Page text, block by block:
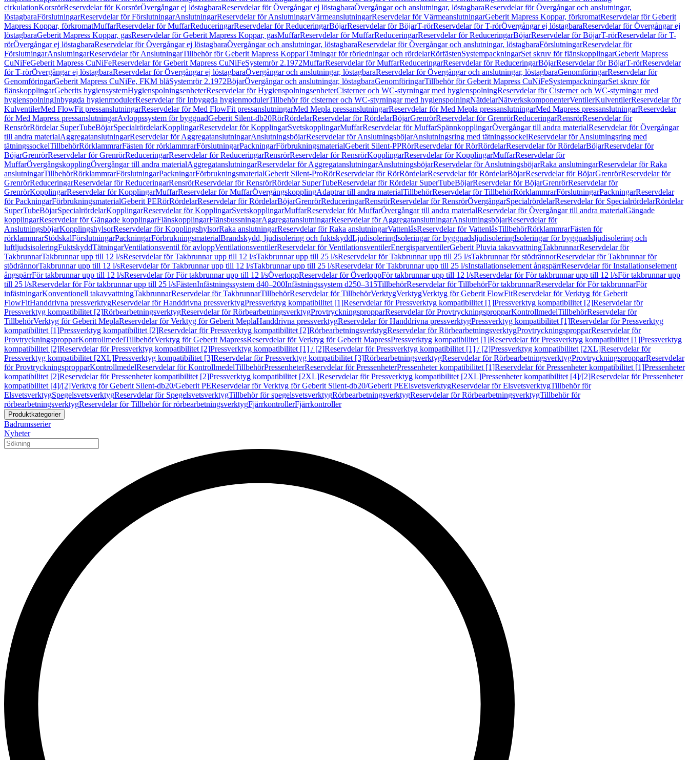
cirkulationKorsrörReservdelar för KorsrörÖvergångar ej löstagbaraReservdelar för Övergångar ej löstagbaraÖvergångar och anslutningar, löstagbaraReservdelar för Övergångar och anslutningar,
löstagbaraFörslutningarReservdelar för FörslutningarAnslutningarReservdelar för AnslutningarVärmeanslutningarReservdelar för VärmeanslutningarGeberit Mapress Koppar, förkromatReservdelar för Geberit
Mapress Koppar, förkromatMuffarReservdelar för MuffarReduceringarReservdelar för ReduceringarBöjarReservdelar för BöjarT-rörReservdelar för T-rörÖvergångar ej löstagbaraReservdelar för Övergångar ej
löstagbaraGeberit Mapress Koppar, gasReservdelar för Geberit Mapress Koppar, gasMuffarReservdelar för MuffarReduceringarReservdelar för ReduceringarBöjarReservdelar för BöjarT-rörReservdelar för T-
rörÖvergångar ej löstagbaraReservdelar för Övergångar ej löstagbaraÖvergångar och anslutningar, löstagbaraReservdelar för Övergångar och anslutningar, löstagbaraFörslutningarReservdelar för
FörslutningarAnslutningarReservdelar för AnslutningarTillbehör för Geberit Mapress KopparTätningar för rörledningar och rördelarRörfästenSystempackningarSet skruv för flänskopplingarGeberit Mapress
CuNiFeGeberit Mapress CuNiFeReservdelar för Geberit Mapress CuNiFeSystemrör 2.1972MuffarReservdelar för MuffarReduceringarReservdelar för ReduceringarBöjarReservdelar för BöjarT-rörReservdelar
för T-rörÖvergångar ej löstagbaraReservdelar för Övergångar ej löstagbaraÖvergångar och anslutningar, löstagbaraReservdelar för Övergångar och anslutningar, löstagbaraGenomföringarReservdelar för
GenomföringarGeberit Mapress CuNiFe, FKM blåSystemrör 2.1972BöjarÖvergångar och anslutningar, löstagbaraGenomföringarTillbehör för Geberit Mapress CuNiFeSystempackningarSet skruv för
flänskopplingarGeberits hygiensystemHygienspolningsenheterReservdelar för HygienspolningsenheterCisterner och WC-styrningar med hygienspolningReservdelar för Cisterner och WC-styrningar med
hygienspolningInbyggda hygienmodulerReservdelar för Inbyggda hygienmodulerTillbehör för cisterner och WC-styrningar med hygienspolningNätdelarNätverkskomponenterVentilerKulventilerReservdelar för
KulventilerMed FlowFit pressanslutningarReservdelar för Med FlowFit pressanslutningarMed Mepla pressanslutningarReservdelar för Med Mepla pressanslutningarMed Mapress pressanslutningarReservdelar
för Med Mapress pressanslutningarAvloppssystem för byggnadGeberit Silent-db20RörRördelarReservdelar för RördelarBöjarGrenrörReservdelar för GrenrörReduceringarRensrörReservdelar för
RensrörRördelar SuperTubeBöjarSpecialrördelarKopplingarReservdelar för KopplingarSvetskopplingarMuffarReservdelar för MuffarSpännkopplingarÖvergångar till andra materialReservdelar för Övergångar
till andra materialAggregatanslutningarReservdelar för AggregatanslutningarAnslutningsböjarReservdelar för AnslutningsböjarAnslutningsring med tätningssockelReservdelar för Anslutningsring med
tätningssockelTillbehörRörklammrarFästen för rörklammrarFörslutningarPackningarFörbrukningsmaterialGeberit Silent-PPRörReservdelar för RörRördelarReservdelar för RördelarBöjarReservdelar för
BöjarGrenrörReservdelar för GrenrörReduceringarReservdelar för ReduceringarRensrörReservdelar för RensrörKopplingarReservdelar för KopplingarMuffarReservdelar för
MuffarÖvergångskopplingÖvergångar till andra materialAggregatanslutningarReservdelar för AggregatanslutningarAnslutningsböjarReservdelar för AnslutningsböjarRaka anslutningarReservdelar för Raka
anslutningarTillbehörRörklammrarFörslutningarPackningarFörbrukningsmaterialGeberit Silent-ProRörReservdelar för RörRördelarReservdelar för RördelarBöjarReservdelar för BöjarGrenrörReservdelar för
GrenrörReduceringarReservdelar för ReduceringarRensrörReservdelar för RensrörRördelar SuperTubeReservdelar för Rördelar SuperTubeBöjarReservdelar för BöjarGrenrörReservdelar för
GrenrörKopplingarReservdelar för KopplingarMuffarReservdelar för MuffarÖvergångskopplingAdaptrar till andra materialTillbehörReservdelar för TillbehörRörklammrarFörslutningarPackningarReservdelar
för PackningarFörbrukningsmaterialGeberit PERörRördelarReservdelar för RördelarBöjarGrenrörReduceringarRensrörReservdelar för RensrörÖvergångarSpecialrördelarReservdelar för SpecialrördelarRördelar
SuperTubeBöjarSpecialrördelarKopplingarReservdelar för KopplingarSvetskopplingarMuffarReservdelar för MuffarÖvergångar till andra materialReservdelar för Övergångar till andra materialGängade
kopplingarReservdelar för Gängade kopplingarFlänskopplingarFlänsbussningarAggregatanslutningarReservdelar för AggregatanslutningarAnslutningsböjarReservdelar för
AnslutningsböjarKopplingshylsorReservdelar för KopplingshylsorRaka anslutningarReservdelar för Raka anslutningarVattenlåsReservdelar för VattenlåsTillbehörRörklammrarFästen för
rörklammrarStödskalFörslutningarPackningarFörbrukningsmaterialBrandskydd, ljudisolering och fuktskyddLjudisoleringIsoleringar för byggnadsljudisoleringIsoleringar för byggnadsljudisolering och
luftljudsisoleringFuktskyddTätningarVentilationsventil för avloppVentilationsventilerReservdelar för VentilationsventilerEnergisparventilerGeberit Pluvia takavvattningTakbrunnarReservdelar för
TakbrunnarTakbrunnar upp till 12 l/sReservdelar för Takbrunnar upp till 12 l/sTakbrunnar upp till 25 l/sReservdelar för Takbrunnar upp till 25 l/sTakbrunnar för stödrännorReservdelar för Takbrunnar för
stödrännorTakbrunnar upp till 12 l/sReservdelar för Takbrunnar upp till 12 l/sTakbrunnar upp till 25 l/sReservdelar för Takbrunnar upp till 25 l/sInstallationselement ångspärrReservdelar för Installationselement
ångspärrFör takbrunnar upp till 12 l/sReservdelar för För takbrunnar upp till 12 l/sÖverloppReservdelar för ÖverloppFör takbrunnar upp till 12 l/sReservdelar för För takbrunnar upp till 12 l/sFör takbrunnar upp
till 25 l/sReservdelar för För takbrunnar upp till 25 l/sFästenInfästningssystem d40–200Infästningssystem d250–315TillbehörReservdelar för TillbehörFör takbrunnarReservdelar för För takbrunnarFör
infästningarKonventionell takavvattningTakbrunnarReservdelar för TakbrunnarTillbehörReservdelar för TillbehörVerktygVerktygVerktyg för Geberit FlowFitReservdelar för Verktyg för Geberit
FlowFitHanddrivna pressverktygReservdelar för Handdrivna pressverktygPressverktyg kompatibilitet [1]Reservdelar för Pressverktyg kompatibilitet [1]Pressverktyg kompatibilitet [2]Reservdelar för
Pressverktyg kompatibilitet [2]RörbearbetningsverktygReservdelar för RörbearbetningsverktygProvtryckningspropparReservdelar för ProvtryckningspropparKontrollmedelTillbehörReservdelar för
TillbehörVerktyg för Geberit MeplaReservdelar för Verktyg för Geberit MeplaHanddrivna pressverktygReservdelar för Handdrivna pressverktygPressverktyg kompatibilitet [1]Reservdelar för Pressverktyg
kompatibilitet [1]Pressverktyg kompatibilitet [2]Reservdelar för Pressverktyg kompatibilitet [2]RörbearbetningsverktygReservdelar för RörbearbetningsverktygProvtryckningspropparReservdelar för
ProvtryckningspropparKontrollmedelTillbehörVerktyg för Geberit MapressReservdelar för Verktyg för Geberit MapressPressverktyg kompatibilitet [1]Reservdelar för Pressverktyg kompatibilitet [1]Pressverktyg
kompatibilitet [2]Reservdelar för Pressverktyg kompatibilitet [2]Pressverktyg kompatibilitet [1] / [2]Reservdelar för Pressverktyg kompatibilitet [1] / [2]Pressverktyg kompatibilitet [2XL]Reservdelar för
Pressverktyg kompatibilitet [2XL]Pressverktyg kompatibilitet [3]Reservdelar för Pressverktyg kompatibilitet [3]RörbearbetningsverktygReservdelar för RörbearbetningsverktygProvtryckningspropparReservdelar
för ProvtryckningspropparKontrollmedelReservdelar för KontrollmedelTillbehörPressenheterReservdelar för PressenheterPressenheter kompatibilitet [1]Reservdelar för Pressenheter kompatibilitet [1]Pressenheter
kompatibilitet [2]Reservdelar för Pressenheter kompatibilitet [2]Pressverktyg kompatibilitet [2XL]Reservdelar för Pressverktyg kompatibilitet [2XL]Pressenheter kompatibilitet [4]/[2]Reservdelar för Pressenheter
kompatibilitet [4]/[2]Verktyg för Geberit Silent-db20/Geberit PEReservdelar för Verktyg för Geberit Silent-db20/Geberit PEElsvetsverktygReservdelar för ElsvetsverktygTillbehör för
ElsvetsverktygSpegelsvetsverktygReservdelar för SpegelsvetsverktygTillbehör för spegelsvetsverktygRörbearbetningsverktygReservdelar för RörbearbetningsverktygTillbehör för
rörbearbetningsverktygReservdelar för Tillbehör för rörbearbetningsverktygFjärrkontrollerFjärrkontroller
Produktkategorier
Badrumsserier
Nyheter